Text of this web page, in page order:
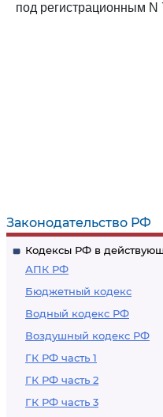
Законодательство РФ
Кодексы РФ в
АПК РФ
Бюджетный кодекс
Водный кодекс РФ
Воздушный кодекс РФ
ГК РФ часть 1
ГК РФ часть 2
ГК РФ часть 3
под регистрационным N